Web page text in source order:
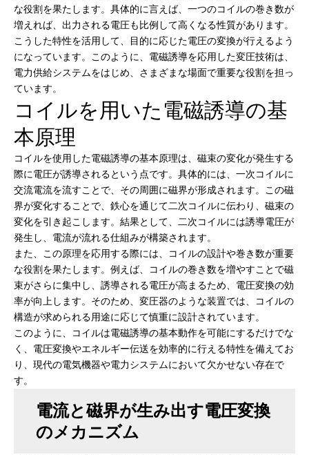
な役割を果たします。具体的に言えば、一つのコイルの巻き数が
増えれば、出力される電圧も比例して高くなる性質があります。
こうした特性を活用して、目的に応じた電圧の変換が行えるよう
になっています。このように、電磁誘導を応用した変圧技術は、
電力供給システムをはじめ、さまざまな場面で重要な役割を担っ
ています。
コイルを用いた電磁誘導の基
本原理
コイルを使用した電磁誘導の基本原理は、磁束の変化が発生する
際に電圧が誘導されるという点です。具体的には、一次コイルに
交流電流を流すことで、その周囲に磁界が形成されます。この磁
界が変化することで、鉄心を通じて二次コイルに伝わり、磁束の
変化を引き起こします。結果として、二次コイルには誘導電圧が
発生し、電流が流れる仕組みが構築されます。
また、この原理を応用する際には、コイルの設計や巻き数が重要
な役割を果たします。例えば、コイルの巻き数を増やすことで磁
束がさらに集中し、誘導される電圧が高まるため、電圧変換の効
率が向上します。そのため、変圧器のような装置では、コイルの
構造が求められる用途に応じて慎重に設計されています。
このように、コイルは電磁誘導の基本動作を可能にするだけでな
く、電圧変換やエネルギー伝送を効率的に行える特性を備えてお
り、現代の電気機器や電力システムにおいて欠かせない存在で
す。
電流と磁界が生み出す電圧変換
のメカニズム